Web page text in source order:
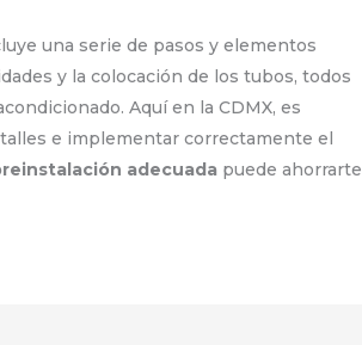
una serie de pasos y elementos
y la colocación de los tubos, todos
Aquí en la CDMX, es
e implementar correctamente el
adecuada puede ahorrarte